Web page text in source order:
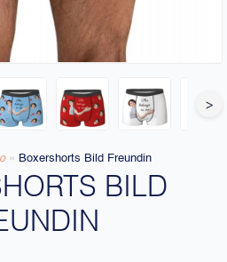
>
» Boxershorts Bild Freundin
BILD